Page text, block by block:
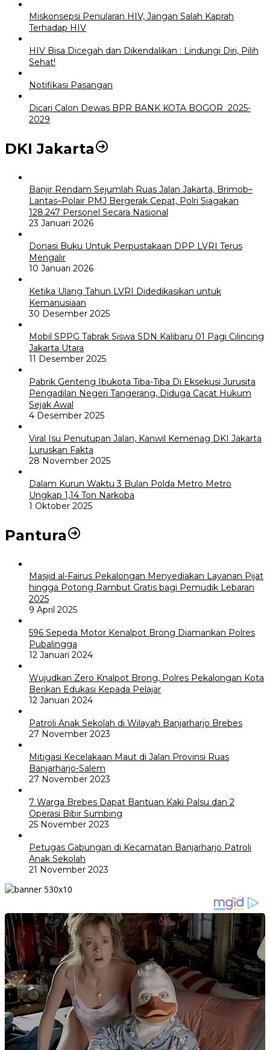
Miskonsepsi Penularan HIV, Jangan Salah Kaprah
Terhadap HIV
HIV Bisa Dicegah dan Dikendalikan : Lindungi Diri, Pilih
Sehat!
Notifikasi Pasangan
Dicari Calon Dewas BPR BANK KOTA BOGOR 2025-
2029
DKI Jakarta
Banjir Rendam Sejumlah Ruas Jalan Jakarta, Brimob–
Lantas–Polair PMJ Bergerak Cepat, Polri Siagakan
128.247 Personel Secara Nasional
23 Januari 2026
Donasi Buku Untuk Perpustakaan DPP LVRI Terus
Mengalir
10 Januari 2026
Ketika Ulang Tahun LVRI Didedikasikan untuk
Kemanusiaan
30 Desember 2025
Mobil SPPG Tabrak Siswa SDN Kalibaru 01 Pagi Cilincing
Jakarta Utara
11 Desember 2025
Pabrik Genteng Ibukota Tiba-Tiba Di Eksekusi Jurusita
Pengadilan Negeri Tangerang, Diduga Cacat Hukum
Sejak Awal
4 Desember 2025
Viral Isu Penutupan Jalan, Kanwil Kemenag DKI Jakarta
Luruskan Fakta
28 November 2025
Dalam Kurun Waktu 3 Bulan Polda Metro Metro
Ungkap 1,14 Ton Narkoba
1 Oktober 2025
Pantura
Masjid al-Fairus Pekalongan Menyediakan Layanan Pijat
hingga Potong Rambut Gratis bagi Pemudik Lebaran
2025
9 April 2025
596 Sepeda Motor Kenalpot Brong Diamankan Polres
Pubalingga
12 Januari 2024
Wujudkan Zero Knalpot Brong, Polres Pekalongan Kota
Berikan Edukasi Kepada Pelajar
12 Januari 2024
Patroli Anak Sekolah di Wilayah Banjarharjo Brebes
27 November 2023
Mitigasi Kecelakaan Maut di Jalan Provinsi Ruas
Banjarharjo-Salem
27 November 2023
7 Warga Brebes Dapat Bantuan Kaki Palsu dan 2
Operasi Bibir Sumbing
25 November 2023
Petugas Gabungan di Kecamatan Banjarharjo Patroli
Anak Sekolah
21 November 2023